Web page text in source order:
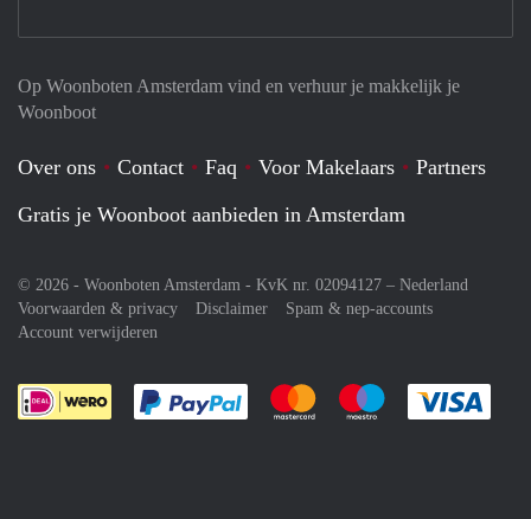
Op Woonboten Amsterdam vind en verhuur je makkelijk je
Woonboot
Over ons Contact Faq Voor Makelaars
Partners
Gratis je Woonboot aanbieden in Amsterdam
© 2026 - Woonboten Amsterdam - KvK nr. 02094127 – Nederland
Voorwaarden & privacy
Disclaimer
Spam & nep-accounts
Account verwijderen
Je rekent gemakkelijk af met Paypal
Je rekent gemakkelijk af met
Je rekent